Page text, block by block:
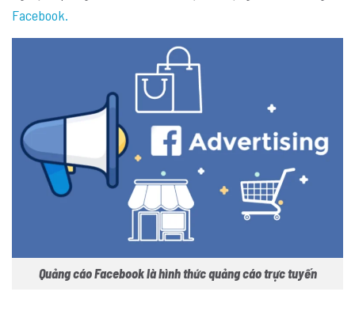
Facebook.
Quảng cáo Facebook là hình thức quảng cáo trực tuyến